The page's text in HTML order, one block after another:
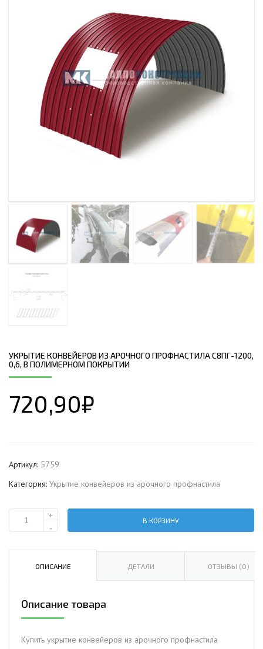
УКРЫТИЕ КОНВЕЙЕРОВ ИЗ АРОЧНОГО ПРОФНАСТИЛА С8ПГ-1200,
0,6, В ПОЛИМЕРНОМ ПОКРЫТИИ
720,90₽
Артикул: 5759
Категория: Укрытие конвейеров из арочного профнастила
Количество
конвейеров
С8ПГ-1200,
полимерном
+
-
В КОРЗИНУ
ОПИСАНИЕ ДЕТАЛИ ОТЗЫВЫ (0)
Описание товара
Купить укрытие конвейеров из арочного профнастила